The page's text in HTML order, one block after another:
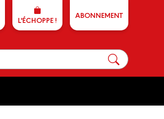
L'ÉCHOPPE ! ABONNEMENT